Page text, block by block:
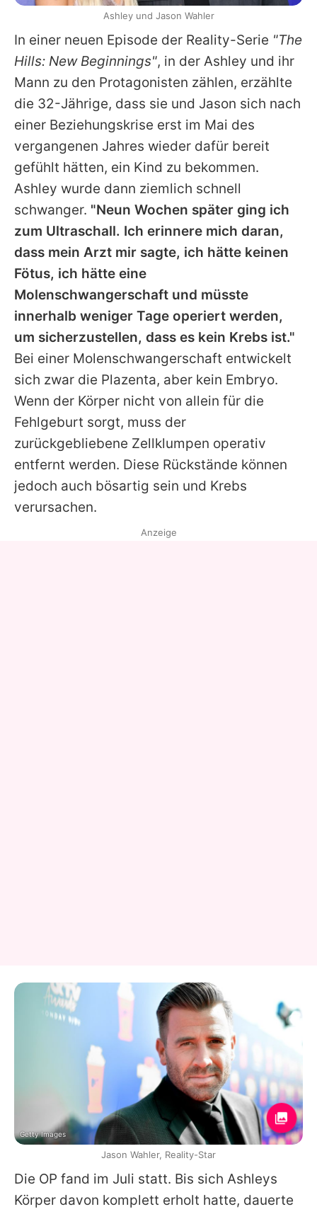
In einer neuen Episode der Reality-Serie "The
Hills: New Beginnings", in der Ashley und ihr
Mann zu den Protagonisten zählen, erzählte
die 32-Jährige, dass sie und Jason sich nach
einer Beziehungskrise erst im Mai des
vergangenen Jahres wieder dafür bereit
gefühlt hätten, ein Kind zu bekommen.
Ashley wurde dann ziemlich schnell
schwanger. "Neun Wochen später ging ich
zum Ultraschall. Ich erinnere mich daran,
dass mein Arzt mir sagte, ich hätte keinen
Fötus, ich hätte eine
Molenschwangerschaft und müsste
innerhalb weniger Tage operiert werden,
um sicherzustellen, dass es kein Krebs ist."
Bei einer Molenschwangerschaft entwickelt
sich zwar die Plazenta, aber kein Embryo.
Wenn der Körper nicht von allein für die
Fehlgeburt sorgt, muss der
zurückgebliebene Zellklumpen operativ
entfernt werden. Diese Rückstände können
jedoch auch bösartig sein und Krebs
verursachen.
Die OP fand im Juli statt. Bis sich Ashleys
Körper davon komplett erholt hatte, dauerte
Ashley und Jason Wahler
Anzeige
Getty Images
Jason Wahler, Reality-Star